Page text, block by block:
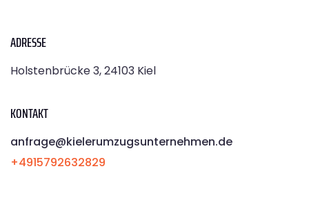
ADRESSE
Holstenbrücke 3, 24103 Kiel
KONTAKT
anfrage@kielerumzugsunternehmen.de
+4915792632829